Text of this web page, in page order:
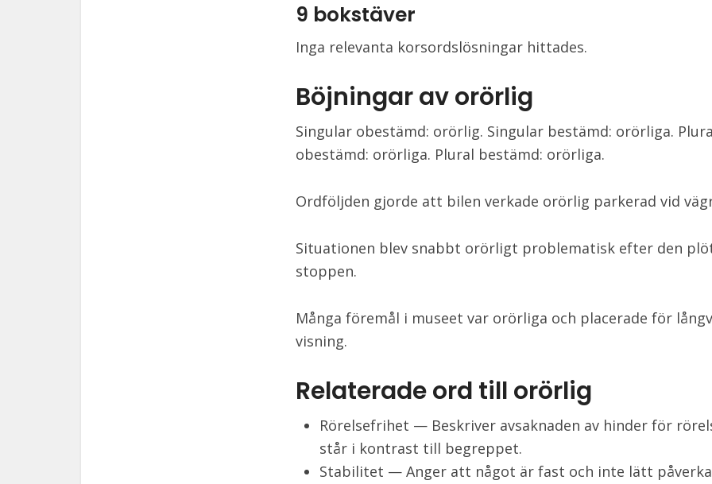
9 bokstäver
Inga relevanta korsordslösningar hittades.
Böjningar av orörlig
Singular obestämd: orörlig. Singular bestämd: orörliga.
obestämd: orörliga. Plural bestämd: orörliga.
Ordföljden gjorde att bilen verkade orörlig parkerad vid
Situationen blev snabbt orörligt problematisk efter den
stoppen.
Många föremål i museet var orörliga och placerade för
visning.
Relaterade ord till orörlig
Rörelsefrihet — Beskriver avsaknaden av hinder för
står i kontrast till begreppet.
Stabilitet — Anger att något är fast och inte lätt